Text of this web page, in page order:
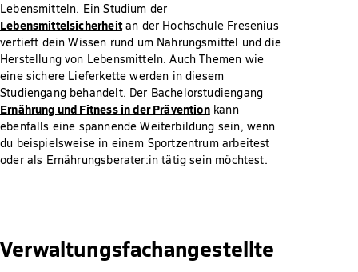
Lebensmitteln. Ein Studium der
Lebensmittelsicherheitan der Hochschule Fresenius
vertieft dein Wissen rund um Nahrungsmittel und die
Herstellung von Lebensmitteln. Auch Themen wie
eine sichere Lieferkette werden in diesem
Studiengang behandelt. Der Bachelorstudiengang
Ernährung und Fitness in der Präventionkann
ebenfalls eine spannende Weiterbildung sein, wenn
du beispielsweise in einem Sportzentrum arbeitest
oder als Ernährungsberater:in tätig sein möchtest.
Verwaltungsfachangestellte